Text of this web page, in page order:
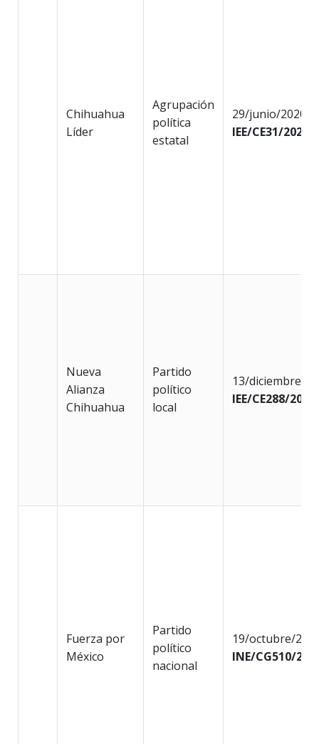
Chihuahua
Líder
Agrupación
política
estatal
29/junio/2020
IEE/CE31/2020
Nueva
Alianza
Chihuahua
Partido
político
local
13/diciembre/
IEE/CE288/2018
Fuerza por
México
Partido
político
nacional
19/octubre/
INE/CG510/